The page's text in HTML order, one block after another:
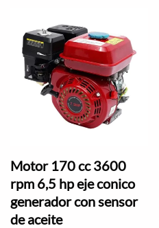
Motor 170 cc 3600
rpm 6,5 hp eje conico
generador con sensor
de aceite